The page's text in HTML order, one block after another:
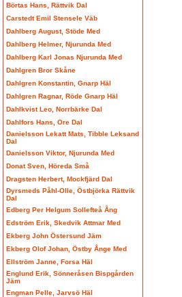
Börtas Hans, Rättvik Dal
Carstedt Emil Stensele Väb
Dahlberg August, Stöde Med
Dahlberg Helmer, Njurunda Med
Dahlberg Karl Jonas Njurunda Med
Dahlgren Bror Skåne
Dahlgren Konstantin, Gnarp Häl
Dahlgren Ragnar, Röde Gnarp Häl
Dahlkvist Leo, Norrbärke Dal
Dahlfors Hans, Ore Dal
Danielsson Lekatt Mats, Tibble Leksand
Dal
Danielsson Viktor, Njurunda Med
Donat Sven, Höreda Små
Dragsten Herbert, Mockfjärd Dal
Dyrsmeds Påhl-Olle, Östbjörka Rättvik
Dal
Edberg Per Helgum Sollefteå Ång
Edström Erik, Skedvik Attmar Med
Ekberg John Östersund Jäm
Ekberg Olof Johan, Östby Ånge Med
Ellström Janne, Forsa Häl
Englund Erik, Sönneråsen Bispgården
Jäm
Engman Pelle, Jarvsö Häl